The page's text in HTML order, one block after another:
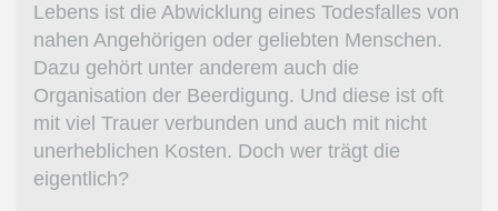
Lebens ist die Abwicklung eines Todesfalles von
nahen Angehörigen oder geliebten Menschen.
Dazu gehört unter anderem auch die
Organisation der Beerdigung. Und diese ist oft
mit viel Trauer verbunden und auch mit nicht
unerheblichen Kosten. Doch wer trägt die
eigentlich?